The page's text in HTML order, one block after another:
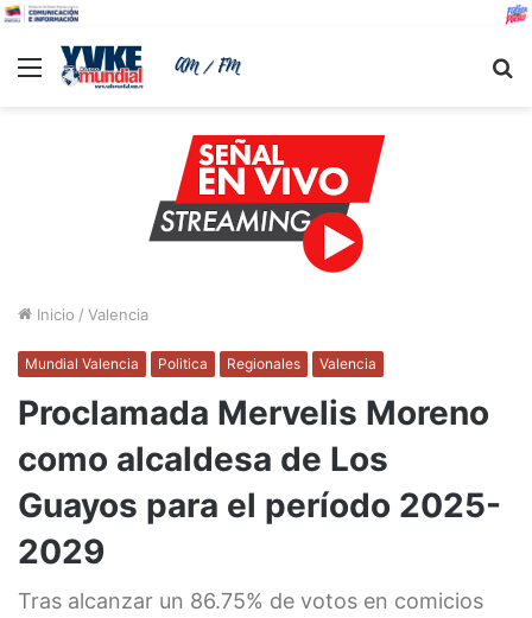
Menu
Inicio / Valencia
Mundial Valencia Politica Regionales Valencia
Proclamada Mervelis Moreno
como alcaldesa de Los
Guayos para el período 2025-
2029
Tras alcanzar un 86.75% de votos en comicios